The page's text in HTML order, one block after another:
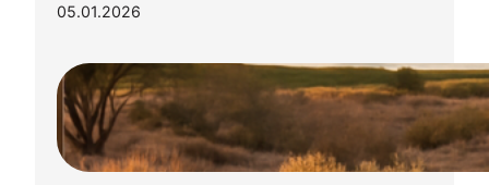
05.01.2026